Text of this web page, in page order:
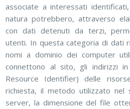
associate a interessati
natura potrebbero, attraverso
con dati detenuti da terzi,
utenti. In questa categoria di dati
nomi a dominio dei computer
connettono al sito, gli indirizzi
Resource Identifier) delle
richiesta, il metodo utilizzato nel
server, la dimensione del file